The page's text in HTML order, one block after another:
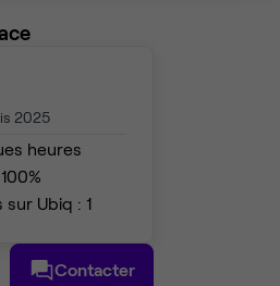
2025
heures
Ubiq : 1
Contacter